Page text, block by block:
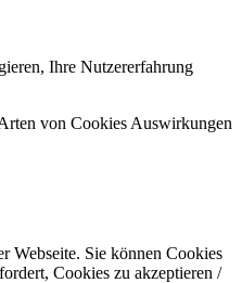
Ihre Nutzererfahrung
von Cookies Auswirkungen
Webseite. Sie können Cookies
Cookies zu akzeptieren /